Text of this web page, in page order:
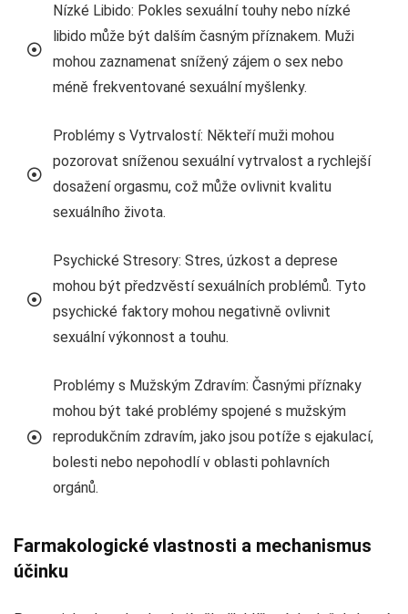
Nízké Libido: Pokles sexuální touhy nebo nízké
libido může být dalším časným příznakem. Muži
mohou zaznamenat snížený zájem o sex nebo
méně frekventované sexuální myšlenky.
Problémy s Vytrvalostí: Někteří muži mohou
pozorovat sníženou sexuální vytrvalost a rychlejší
dosažení orgasmu, což může ovlivnit kvalitu
sexuálního života.
Psychické Stresory: Stres, úzkost a deprese
mohou být předzvěstí sexuálních problémů. Tyto
psychické faktory mohou negativně ovlivnit
sexuální výkonnost a touhu.
Problémy s Mužským Zdravím: Časnými příznaky
mohou být také problémy spojené s mužským
reprodukčním zdravím, jako jsou potíže s ejakulací,
bolesti nebo nepohodlí v oblasti pohlavních
orgánů.
Farmakologické vlastnosti a mechanismus
účinku